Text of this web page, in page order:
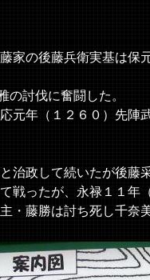
の後藤兵衛実基は保
の討伐に奮闘した。
年（１２６０）先陣
政して続いたが後藤
ったが、永禄１１年
藤勝は討ち死し千奈